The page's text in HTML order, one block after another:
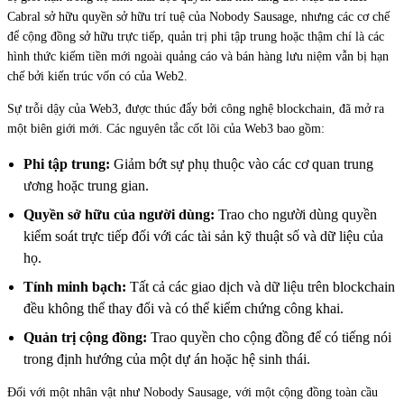
Cabral sở hữu quyền sở hữu trí tuệ của Nobody Sausage, nhưng các cơ chế
để cộng đồng sở hữu trực tiếp, quản trị phi tập trung hoặc thậm chí là các
hình thức kiếm tiền mới ngoài quảng cáo và bán hàng lưu niệm vẫn bị hạn
chế bởi kiến trúc vốn có của Web2.
Sự trỗi dậy của Web3, được thúc đẩy bởi công nghệ blockchain, đã mở ra
một biên giới mới. Các nguyên tắc cốt lõi của Web3 bao gồm:
Phi tập trung: Giảm bớt sự phụ thuộc vào các cơ quan trung
ương hoặc trung gian.
Quyền sở hữu của người dùng: Trao cho người dùng quyền
kiểm soát trực tiếp đối với các tài sản kỹ thuật số và dữ liệu của
họ.
Tính minh bạch: Tất cả các giao dịch và dữ liệu trên blockchain
đều không thể thay đổi và có thể kiểm chứng công khai.
Quản trị cộng đồng: Trao quyền cho cộng đồng để có tiếng nói
trong định hướng của một dự án hoặc hệ sinh thái.
Đối với một nhân vật như Nobody Sausage, với một cộng đồng toàn cầu